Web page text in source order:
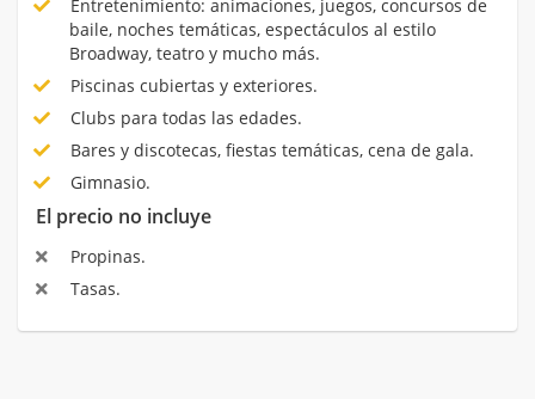
Entretenimiento: animaciones, juegos, concursos de
baile, noches temáticas, espectáculos al estilo
Broadway, teatro y mucho más.
Piscinas cubiertas y exteriores.
Clubs para todas las edades.
Bares y discotecas, fiestas temáticas, cena de gala.
Gimnasio.
El precio no incluye
Propinas.
Tasas.